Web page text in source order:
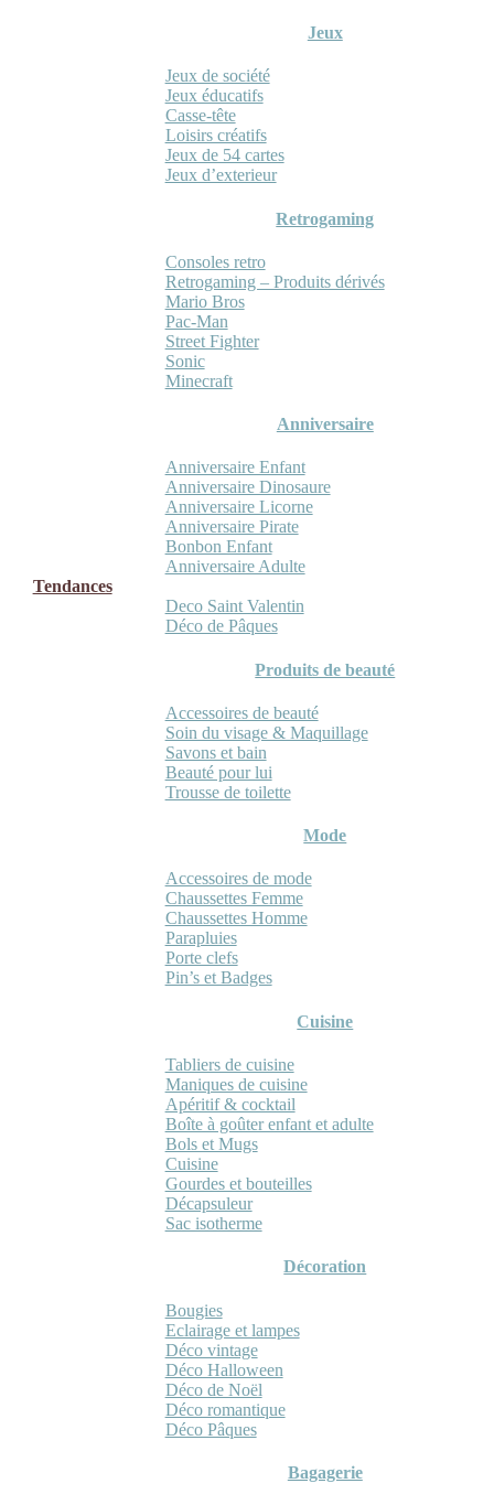
Jeux
Jeux de société
Jeux éducatifs
Casse-tête
Loisirs créatifs
Jeux de 54 cartes
Jeux d’exterieur
Retrogaming
Consoles retro
Retrogaming – Produits dérivés
Mario Bros
Pac-Man
Street Fighter
Sonic
Minecraft
Anniversaire
Anniversaire Enfant
Anniversaire Dinosaure
Anniversaire Licorne
Anniversaire Pirate
Bonbon Enfant
Anniversaire Adulte
Tendances
Deco Saint Valentin
Déco de Pâques
Produits de beauté
Accessoires de beauté
Soin du visage & Maquillage
Savons et bain
Beauté pour lui
Trousse de toilette
Mode
Accessoires de mode
Chaussettes Femme
Chaussettes Homme
Parapluies
Porte clefs
Pin’s et Badges
Cuisine
Tabliers de cuisine
Maniques de cuisine
Apéritif & cocktail
Boîte à goûter enfant et adulte
Bols et Mugs
Cuisine
Gourdes et bouteilles
Décapsuleur
Sac isotherme
Décoration
Bougies
Eclairage et lampes
Déco vintage
Déco Halloween
Déco de Noël
Déco romantique
Déco Pâques
Bagagerie